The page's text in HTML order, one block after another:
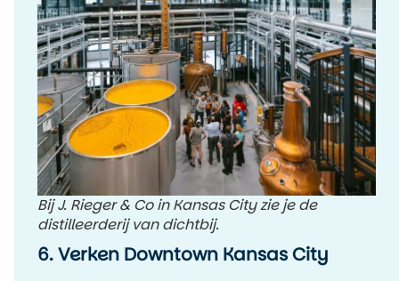
Bij J. Rieger & Co in Kansas City zie je de
distilleerderij van dichtbij.
6. Verken Downtown Kansas City